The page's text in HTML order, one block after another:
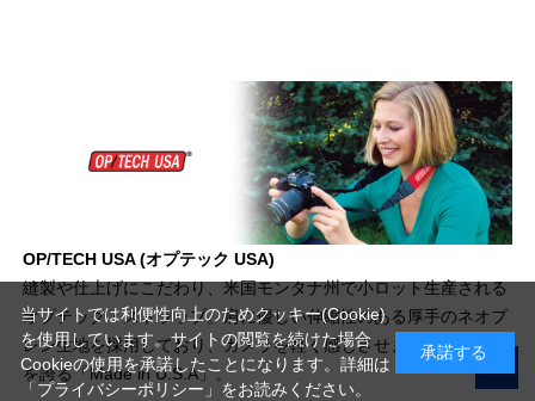
OP/TECH USA (オプテック USA)
縫製や仕上げにこだわり、米国モンタナ州で小ロット生産される
オプテック・ストラップ。肩に優しい伸縮性のある厚手のネオプ
レン生地を採用しており、カメラを軽く感じさせます。高い品質
を誇る「Made in U.S.A」。
当サイトでは利便性向上のためクッキー(Cookie)
を使用しています。サイトの閲覧を続けた場合
Cookieの使用を承諾したことになります。詳細は
「プライバシーポリシー」 をお読みください。
承諾する